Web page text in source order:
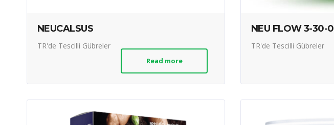
NEUCALSUS
TR'de Tescilli Gübreler
Read more
NEU FLOW 3-30-0
TR'de Tescilli Gübreler